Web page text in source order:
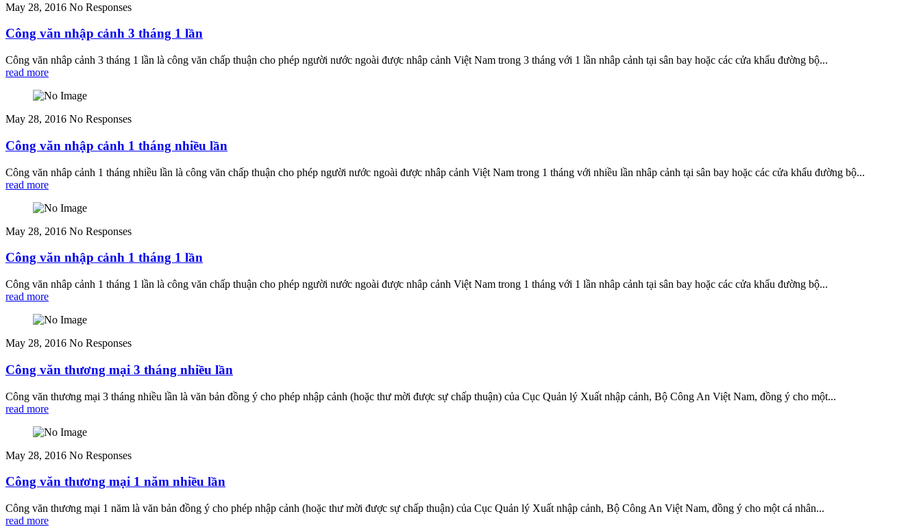
May 28, 2016 No Responses
Công văn nhập cảnh 3 tháng 1 lần
Công văn nhâp cảnh 3 tháng 1 lần là công văn chấp thuận cho phép người nước ngoài được nhâp cảnh Việt Nam trong 3 tháng với 1 lần nhâp cảnh tại sân bay hoặc các cửa khẩu đường bộ...
read more
May 28, 2016 No Responses
Công văn nhập cảnh 1 tháng nhiều lần
Công văn nhâp cảnh 1 tháng nhiều lần là công văn chấp thuận cho phép người nước ngoài được nhâp cảnh Việt Nam trong 1 tháng với nhiều lần nhâp cảnh tại sân bay hoặc các cửa khẩu đường bộ...
read more
May 28, 2016 No Responses
Công văn nhập cảnh 1 tháng 1 lần
Công văn nhâp cảnh 1 tháng 1 lần là công văn chấp thuận cho phép người nước ngoài được nhâp cảnh Việt Nam trong 1 tháng với 1 lần nhâp cảnh tại sân bay hoặc các cửa khẩu đường bộ...
read more
May 28, 2016 No Responses
Công văn thương mại 3 tháng nhiều lần
Công văn thương mại 3 tháng nhiều lần là văn bản đồng ý cho phép nhập cảnh (hoặc thư mời được sự chấp thuận) của Cục Quản lý Xuất nhập cảnh, Bộ Công An Việt Nam, đồng ý cho một...
read more
May 28, 2016 No Responses
Công văn thương mại 1 năm nhiều lần
Công văn thương mại 1 năm là văn bản đồng ý cho phép nhập cảnh (hoặc thư mời được sự chấp thuận) của Cục Quản lý Xuất nhập cảnh, Bộ Công An Việt Nam, đồng ý cho một cá nhân...
read more